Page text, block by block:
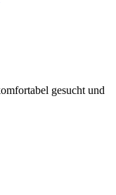
gesucht und